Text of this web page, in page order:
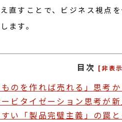
直すことで、ビジネス視点
ます。
目次 [非表
ものを作れば売れる」思考
ビタイゼーション思考が
い「製品完璧主義」の罠